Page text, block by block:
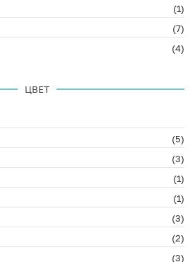
(1)
(7)
(4)
ЦВЕТ
(5)
(3)
(1)
(1)
(3)
(2)
(3)